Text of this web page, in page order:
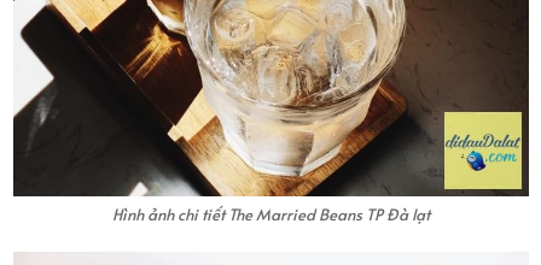
Hình ảnh chi tiết The Married Beans TP Đà lạt